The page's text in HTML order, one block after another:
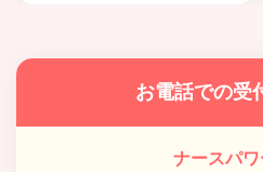
お電話での受
ナースパワ